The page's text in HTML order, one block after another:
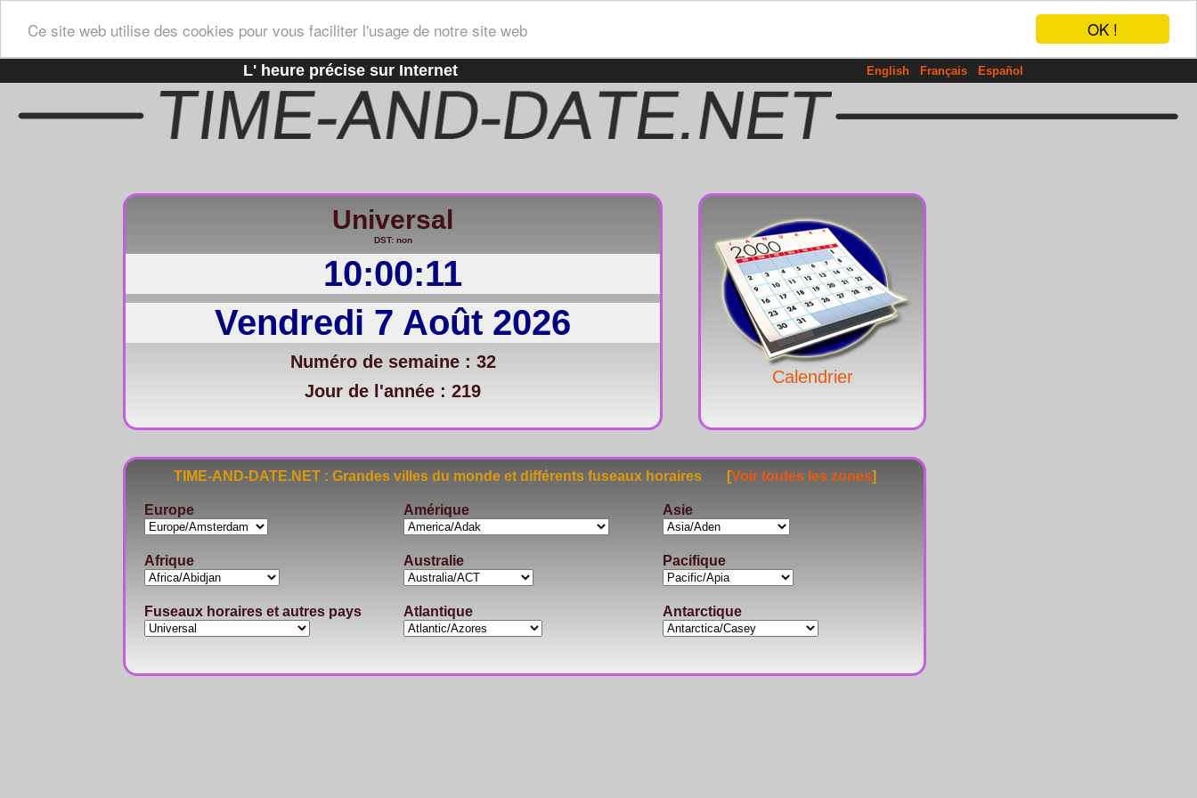
OK !
Ce site web utilise des cookies pour vous faciliter l'usage de notre site web
L' heure précise sur Internet English Français Español
Universal
DST: non
10:00:11
Vendredi 7 Août 2026
Numéro de semaine : 32
Jour de l'année : 219
Calendrier
TIME-AND-DATE.NET : Grandes villes du monde et différents fuseaux horaires [Voir toutes les zones]
Europe Amérique Asie
Afrique Australie Pacifique
Fuseaux horaires et autres pays Atlantique Antarctique